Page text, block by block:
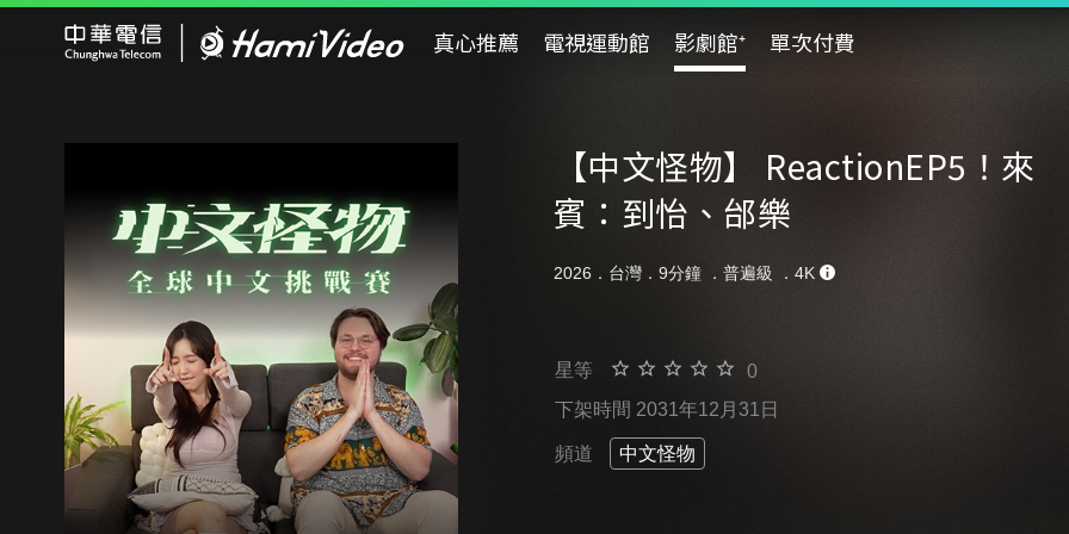
真心推薦 電視運動館 影劇館⁺ 單次付費
【中文怪物】 ReactionEP5！來
賓：到怡、邰樂
2026．台灣．9分鐘 ． 普遍級 ．4K
星等
0
下架時間 2031年12月31日
頻道 中文怪物